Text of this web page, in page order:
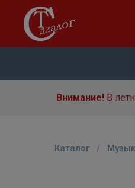
Внимание! В
Каталог /